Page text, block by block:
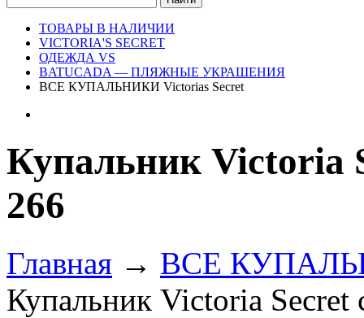
ТОВАРЫ В НАЛИЧИИ
VICTORIA'S SECRET
ОДЕЖДА VS
BATUCADA — ПЛЯЖНЫЕ УКРАШЕНИЯ
ВСЕ КУПАЛЬНИКИ Victorias Secret
Купальник Victoria
266
Главная → ВСЕ
Купальник Victoria Secret